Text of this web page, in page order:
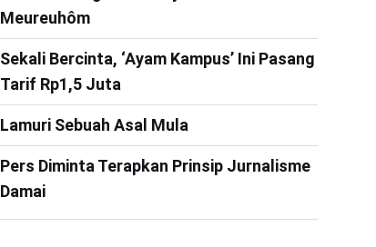
Meureuhôm
Sekali Bercinta, ‘Ayam Kampus’ Ini Pasang
Tarif Rp1,5 Juta
Lamuri Sebuah Asal Mula
Pers Diminta Terapkan Prinsip Jurnalisme
Damai